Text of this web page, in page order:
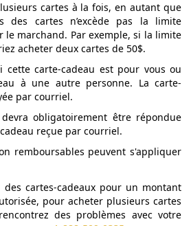
cartes à la fois, en autant que
des cartes n’excède pas la limite
le marchand. Par exemple, si la limite
acheter deux cartes de 50$.
cette carte-cadeau est pour vous ou
à une autre personne. La carte-
par courriel.
obligatoirement être répondue
reçue par courriel.
remboursables peuvent s'appliquer
des cartes-cadeaux pour un montant
pour acheter plusieurs cartes
des problèmes avec votre